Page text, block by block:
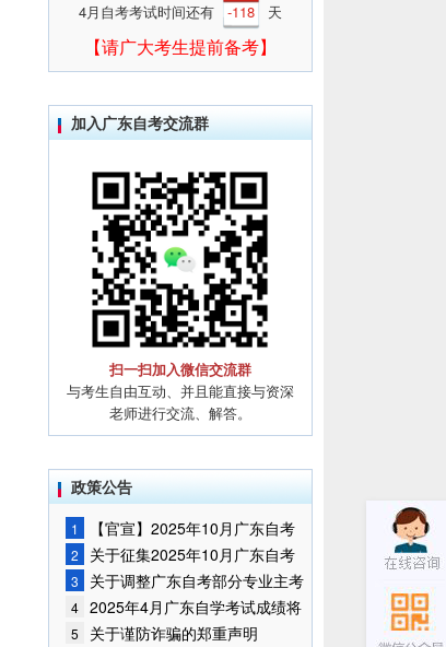
4月自考考试时间还有 -118 天
【请广大考生提前备考】
加入广东自考交流群
扫一扫加入微信交流群
与考生自由互动、并且能直接与资深
老师进行交流、解答。
政策公告
1
【官宣】2025年10月广东自考
报名时间通知
2
关于征集2025年10月广东自考
增加开考停考专业部分课程意向的
通告
3
关于调整广东自考部分专业主考
学校的通知
4 2025年4月广东自学考试成绩将
于5月9日公布
5 关于谨防诈骗的郑重声明